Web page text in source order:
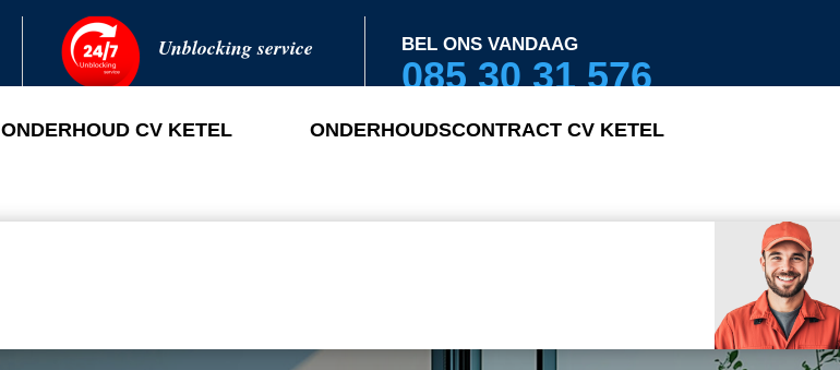
Unblocking service BEL ONS VANDAAG
085 30 31 576
ONDERHOUD CV KETEL ONDERHOUDSCONTRACT CV KETEL